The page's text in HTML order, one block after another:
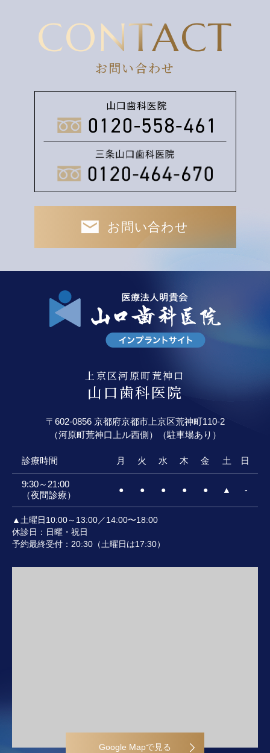
CONTACT
お問い合わせ
お問い合わせ
上京区河原町荒神口
山口歯科医院
〒602-0856 京都府京都市上京区荒神町110-2
（河原町荒神口上ル西側）（駐車場あり）
診療時間 月 火 水 木 金 土 日
9:30～21:00
（夜間診療）
● ● ● ● ● ▲ -
▲土曜日10:00～13:00／14:00〜18:00
休診日：日曜・祝日
予約最終受付：20:30（土曜日は17:30）
Google Mapで見る